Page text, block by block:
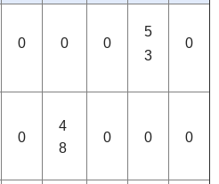
0 0 0
5
3
0
0
4
8
0 0 0